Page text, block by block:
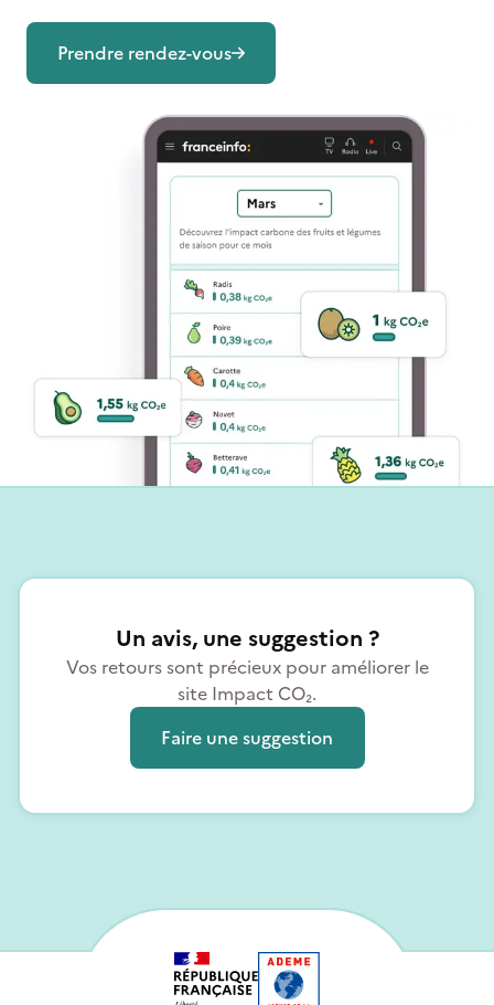
Prendre rendez-vous
Un avis, une suggestion ?
Vos retours sont précieux pour améliorer le
site Impact CO₂.
Faire une suggestion